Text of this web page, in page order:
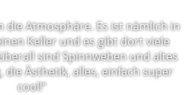
die Atmosphäre. Es ist nämlich in
Keller und es gibt dort viele
sind Spinnweben und altes
die Ästhetik, alles, einfach super
cool!“